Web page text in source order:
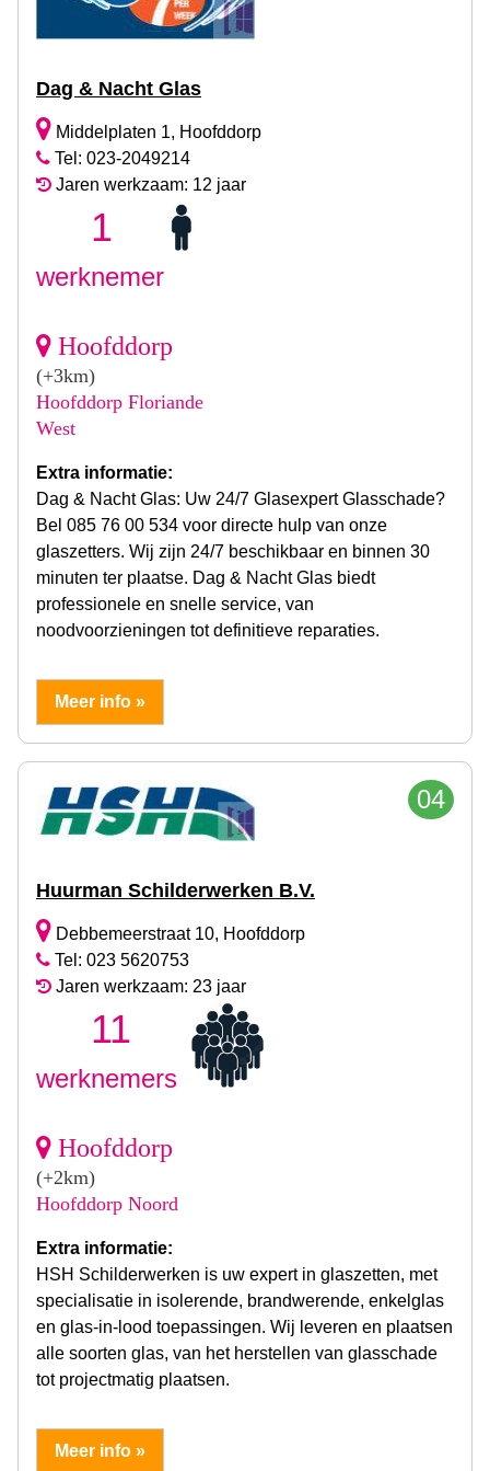
Dag & Nacht Glas
Middelplaten 1, Hoofddorp
Tel: 023-2049214
Jaren werkzaam: 12 jaar
1
werknemer
Hoofddorp
(+3km)
Hoofddorp Floriande
West
Extra informatie:
Dag & Nacht Glas: Uw 24/7 Glasexpert Glasschade?
Bel 085 76 00 534 voor directe hulp van onze
glaszetters. Wij zijn 24/7 beschikbaar en binnen 30
minuten ter plaatse. Dag & Nacht Glas biedt
professionele en snelle service, van
noodvoorzieningen tot definitieve reparaties.
Meer info »
04
Huurman Schilderwerken B.V.
Debbemeerstraat 10, Hoofddorp
Tel: 023 5620753
Jaren werkzaam: 23 jaar
11
werknemers
Hoofddorp
(+2km)
Hoofddorp Noord
Extra informatie:
HSH Schilderwerken is uw expert in glaszetten, met
specialisatie in isolerende, brandwerende, enkelglas
en glas-in-lood toepassingen. Wij leveren en plaatsen
alle soorten glas, van het herstellen van glasschade
tot projectmatig plaatsen.
Meer info »